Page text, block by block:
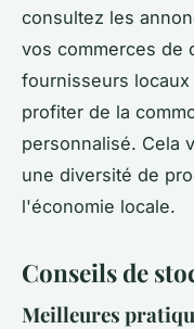
consultez les
vos commerces de
fournisseurs
profiter de la
personnalisé. Cela
une diversité de
l'économie locale.
Conseils de
Meilleures